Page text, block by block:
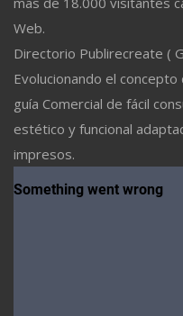
Web.
Directorio Publirecreate (
Evolucionando el
guía Comercial de fácil
estético y funcional
impresos.